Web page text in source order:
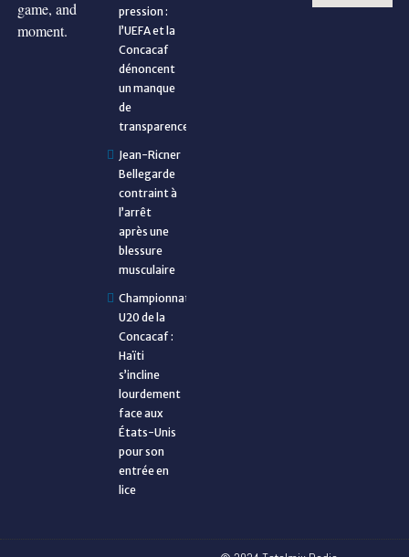
game, and
moment.
pression :
l’UEFA et la
Concacaf
dénoncent
un manque
de
transparence
Jean-Ricner
Bellegarde
contraint à
l’arrêt
après une
blessure
musculaire
Championnat
U20 de la
Concacaf :
Haïti
s’incline
lourdement
face aux
États-Unis
pour son
entrée en
lice